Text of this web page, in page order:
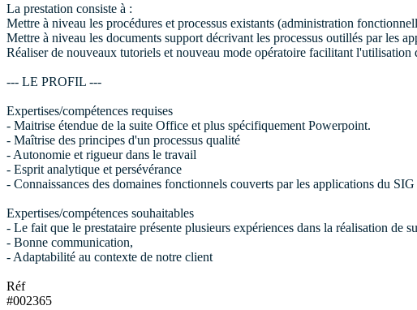
La prestation consiste à :
Mettre à niveau les procédures et processus existants (administration
Mettre à niveau les documents support décrivant les processus outillés par les
Réaliser de nouveaux tutoriels et nouveau mode opératoire facilitant l'utilisation
--- LE PROFIL ---
Expertises/compétences requises
- Maitrise étendue de la suite Office et plus spécifiquement Powerpoint.
- Maîtrise des principes d'un processus qualité
- Autonomie et rigueur dans le travail
- Esprit analytique et persévérance
- Connaissances des domaines fonctionnels couverts par les applications du SIG
Expertises/compétences souhaitables
- Le fait que le prestataire présente plusieurs expériences dans la réalisation
- Bonne communication,
- Adaptabilité au contexte de notre client
Réf
#002365